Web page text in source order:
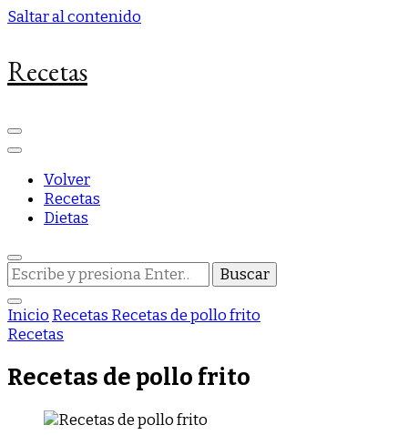
Saltar al contenido
Recetas
Volver
Recetas
Dietas
¿Buscas
algo?
Inicio Recetas Recetas de pollo frito
Recetas
Recetas de pollo frito